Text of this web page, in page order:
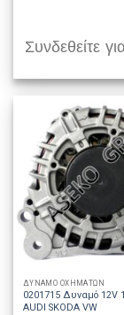
Συνδεθείτε
ΔΥΝΑΜΟ ΟΧΗΜΑΤΩΝ
0201715 Δυναμό 12V
AUDI SKODA VW